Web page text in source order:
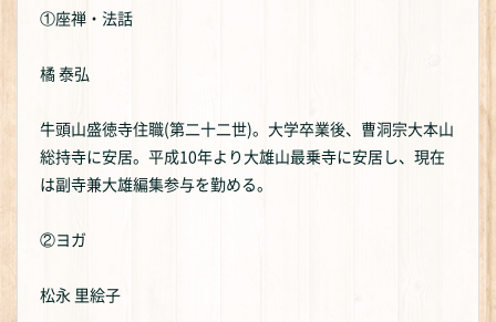
①座禅・法話
橘 泰弘
牛頭山盛徳寺住職(第二十二世)。大学卒業後、曹洞宗大本山
総持寺に安居。平成10年より大雄山最乗寺に安居し、現在
は副寺兼大雄編集参与を勤める。
②ヨガ
松永 里絵子